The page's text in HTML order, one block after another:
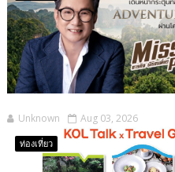
Unknown Aug 03, 2026
ท่องเที่ยว